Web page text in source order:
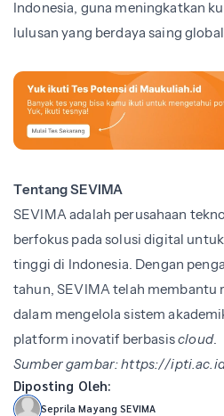
Indonesia, guna meningkatkan
lulusan yang berdaya saing
Tentang SEVIMA
SEVIMA adalah perusahaan
berfokus pada solusi digital
tinggi di Indonesia. Dengan
tahun, SEVIMA telah
dalam mengelola sistem
platform inovatif berbasiscloud.
Sumber gambar: https://
Diposting Oleh:
Seprila Mayang SEVIMA